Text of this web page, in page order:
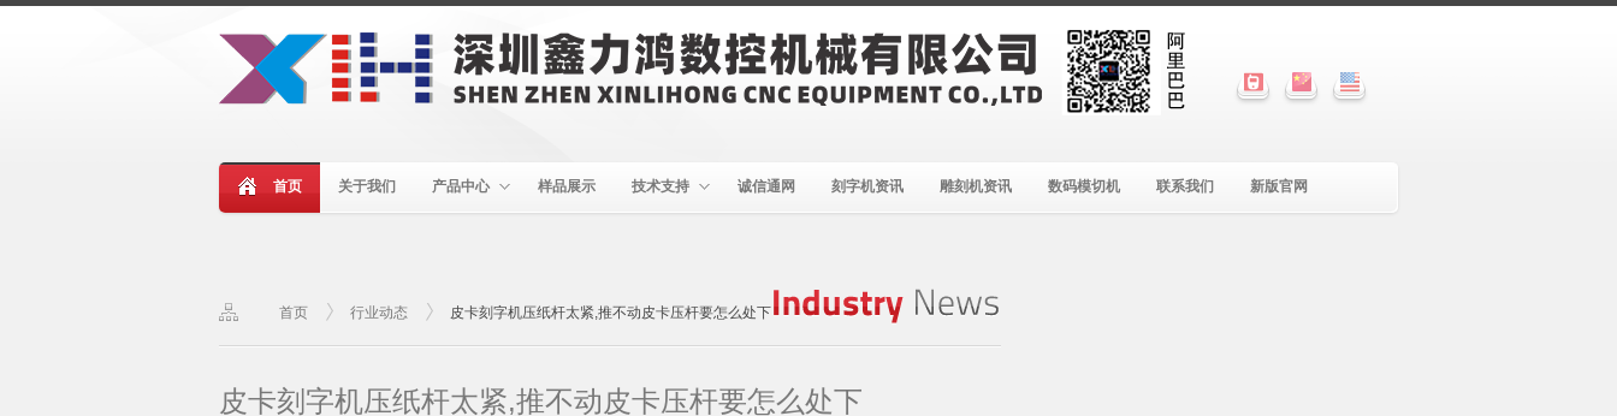
首页 关于我们 产品中心 样品展示 技术支持 诚信通网 刻字机资讯 雕刻机资讯 数码模切机 联系我们 新版官网
首页 行业动态 皮卡刻字机压纸杆太紧,推不动皮卡压杆要怎么处下
皮卡刻字机压纸杆太紧,推不动皮卡压杆要怎么处下